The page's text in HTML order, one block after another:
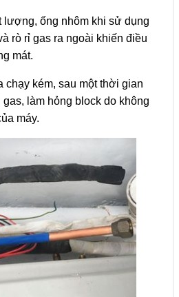
lượng, ống nhôm khi sử dụng
rò rỉ gas ra ngoài khiến điều
mát.
chạy kém, sau một thời gian
làm hỏng block do không
máy.